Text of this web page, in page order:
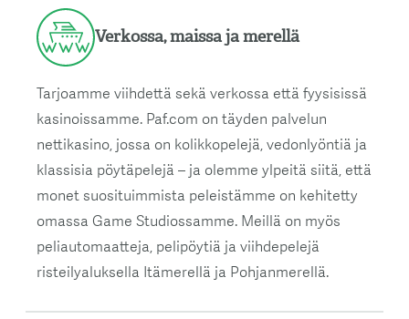
Verkossa, maissa ja merellä
Tarjoamme viihdettä sekä verkossa että fyysisissä
kasinoissamme. Paf.com on täyden palvelun
nettikasino, jossa on kolikkopelejä, vedonlyöntiä ja
klassisia pöytäpelejä – ja olemme ylpeitä siitä, että
monet suosituimmista peleistämme on kehitetty
omassa Game Studiossamme. Meillä on myös
peliautomaatteja, pelipöytiä ja viihdepelejä
risteilyaluksella Itämerellä ja Pohjanmerellä.